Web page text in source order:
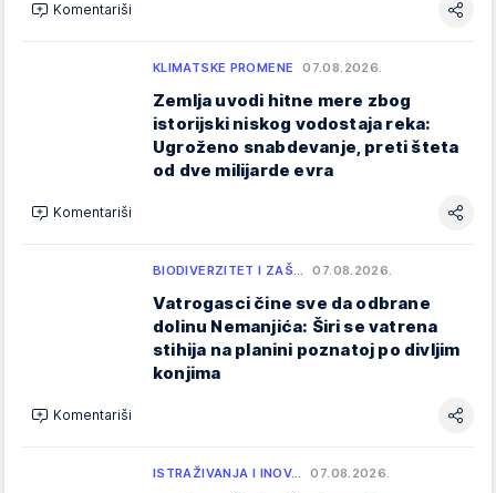
Komentariši
KLIMATSKE PROMENE 07.08.2026.
Zemlja uvodi hitne mere zbog
istorijski niskog vodostaja reka:
Ugroženo snabdevanje, preti šteta
od dve milijarde evra
Komentariši
BIODIVERZITET I ZAŠ… 07.08.2026.
Vatrogasci čine sve da odbrane
dolinu Nemanjića: Širi se vatrena
stihija na planini poznatoj po divljim
konjima
Komentariši
ISTRAŽIVANJA I INOV… 07.08.2026.